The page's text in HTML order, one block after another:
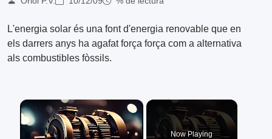
L'energia solar és una font d'energia renovable que en
els darrers anys ha agafat força força com a alternativa
als combustibles fòssils.
×
Now Playing